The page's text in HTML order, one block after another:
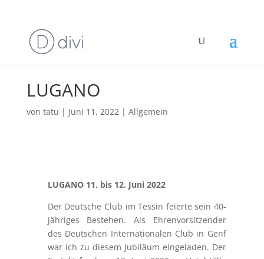
LUGANO
von tatu | Juni 11, 2022| Allgemein
LUGANO 11. bis 12. Juni 2022
Der Deutsche Club im Tessin feierte sein 40-
jähriges Bestehen. Als Ehrenvorsitzender
des Deutschen Internationalen Club in Genf
war ich zu diesem Jubiläum eingeladen. Der